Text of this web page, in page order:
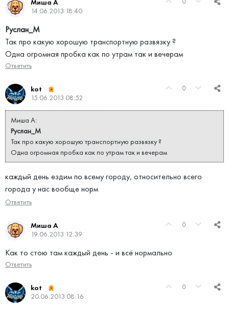
Миша А
14.06.2013 18:40
Руслан_М
Так про какую хорошую транспортную развязку ?
Одна огромная пробка как по утрам так и вечерам
Ответить
0
kot
15.06.2013 08:52
Миша А:
Руслан_М
Так про какую хорошую транспортную развязку ?
Одна огромная пробка как по утрам так и вечерам
каждый день ездим по всему городу, относительно всего
города у нас вообще норм
Ответить
0
Миша А
19.06.2013 12:39
Как то стою там каждый день - и всё нормально
Ответить
0
kot
20.06.2013 08:16